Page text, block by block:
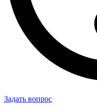
Задать вопрос